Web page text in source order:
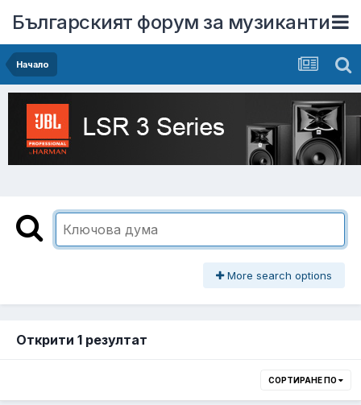
Българският форум за музиканти
Начало
More search options
Открити 1 резултат
СОРТИРАНЕ ПО